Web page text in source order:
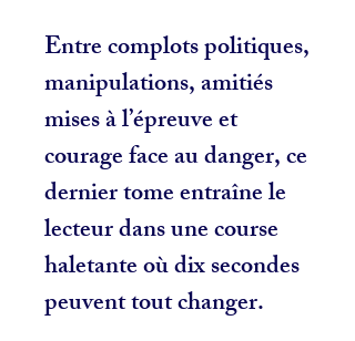
Entre complots politiques,
manipulations, amitiés
mises à l’épreuve et
courage face au danger,ce
dernier tome entraîne le
lecteur dans une course
haletante où dix secondes
peuvent tout changer.